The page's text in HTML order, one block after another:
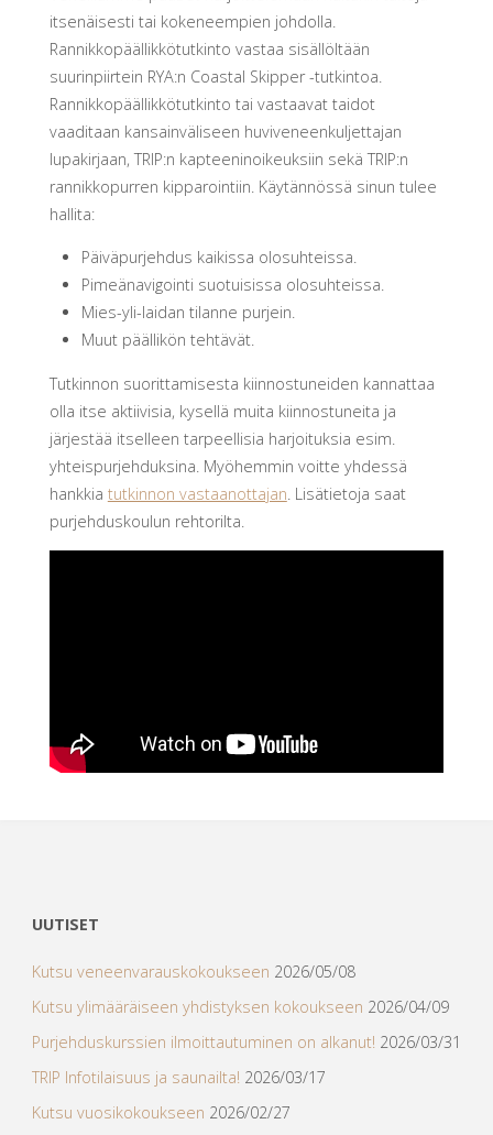
itsenäisesti tai kokeneempien johdolla.
Rannikkopäällikkötutkinto vastaa sisällöltään
suurinpiirtein RYA:n Coastal Skipper -tutkintoa.
Rannikkopäällikkötutkinto tai vastaavat taidot
vaaditaan kansainväliseen huviveneenkuljettajan
lupakirjaan, TRIP:n kapteeninoikeuksiin sekä TRIP:n
rannikkopurren kipparointiin. Käytännössä sinun tulee
hallita:
Päiväpurjehdus kaikissa olosuhteissa.
Pimeänavigointi suotuisissa olosuhteissa.
Mies-yli-laidan tilanne purjein.
Muut päällikön tehtävät.
Tutkinnon suorittamisesta kiinnostuneiden kannattaa
olla itse aktiivisia, kysellä muita kiinnostuneita ja
järjestää itselleen tarpeellisia harjoituksia esim.
yhteispurjehduksina. Myöhemmin voitte yhdessä
hankkia tutkinnon vastaanottajan. Lisätietoja saat
purjehduskoulun rehtorilta.
UUTISET
Kutsu veneenvarauskokoukseen 2026/05/08
Kutsu ylimääräiseen yhdistyksen kokoukseen 2026/04/09
Purjehduskurssien ilmoittautuminen on alkanut! 2026/03/31
TRIP Infotilaisuus ja saunailta! 2026/03/17
Kutsu vuosikokoukseen 2026/02/27